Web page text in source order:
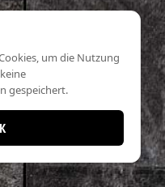
um die Nutzung
gespeichert.